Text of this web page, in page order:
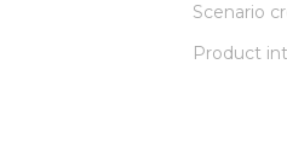
Scenario
Product